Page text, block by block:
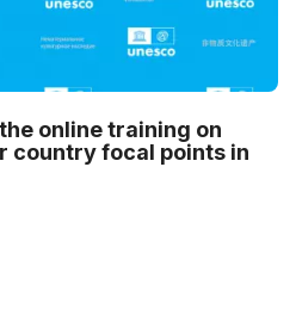
online training on
country focal points in